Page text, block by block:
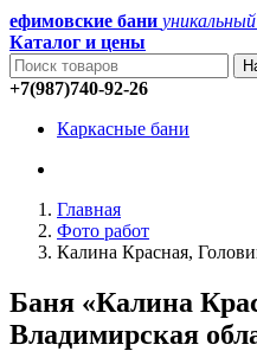
ефимовские бани
Каталог и цены
+7(987)740-92-26
Каркасные бани
Главная
Фото работ
Калина Красная,
Баня «Калина
Владимирская